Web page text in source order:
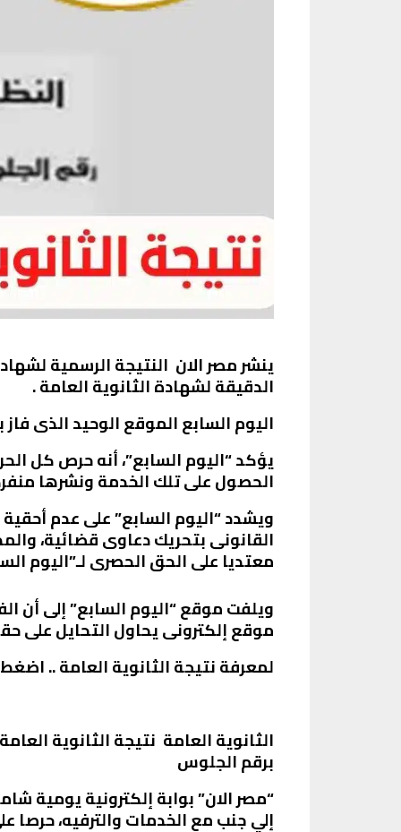
ينشر مصر الان النتيجة الرسمية
الدقيقة لشهادة الثانوية العامة .
اليوم السابع الموقع الوحيد الذى فاز
يؤكد “اليوم السابع”، أنه حرص كل
الحصول على تلك الخدمة ونشرها
ويشدد “اليوم السابع” على عدم
القانونى بتحريك دعاوى قضائية،
معتديا على الحق الحصرى لـ”اليوم
ويلفت موقع “اليوم السابع” إلى أن
موقع إلكترونى يحاول التحايل على
لمعرفة نتيجة الثانوية العامة ..
برقم الجلوس
“مصر الان” بوابة إلكترونية يومية
إلي جنب مع الخدمات والترفيه، حرصا